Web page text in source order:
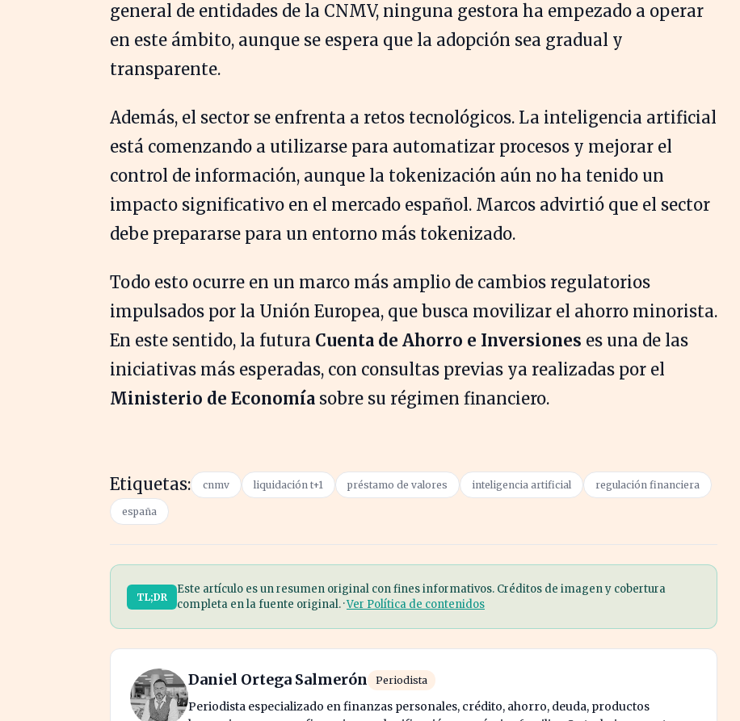
general de entidades de la CNMV, ninguna gestora ha empezado a operar
en este ámbito, aunque se espera que la adopción sea gradual y
transparente.
Además, el sector se enfrenta a retos tecnológicos. La inteligencia artificial
está comenzando a utilizarse para automatizar procesos y mejorar el
control de información, aunque la tokenización aún no ha tenido un
impacto significativo en el mercado español. Marcos advirtió que el sector
debe prepararse para un entorno más tokenizado.
Todo esto ocurre en un marco más amplio de cambios regulatorios
impulsados por la Unión Europea, que busca movilizar el ahorro minorista.
En este sentido, la futura Cuenta de Ahorro e Inversiones es una de las
iniciativas más esperadas, con consultas previas ya realizadas por el
Ministerio de Economía sobre su régimen financiero.
Etiquetas: cnmv liquidación t+1 préstamo de valores inteligencia artificial regulación financiera
españa
TL;DR
Este artículo es un resumen original con fines informativos. Créditos de imagen y cobertura
completa en la fuente original. ·Ver Política de contenidos
Daniel Ortega Salmerón Periodista
Periodista especializado en finanzas personales, crédito, ahorro, deuda, productos